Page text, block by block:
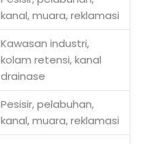
kanal, muara, reklamasi
Kawasan industri,
kolam retensi, kanal
drainase
Pesisir, pelabuhan,
kanal, muara, reklamasi